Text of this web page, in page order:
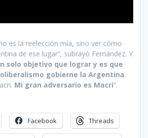
es la reelección mía, sino ver cómo
de ese lugar”, subrayó Fernández. Y
solo objetivo que lograr y es que
gobierne la Argentina.
Mi gran adversario es Macri”.
Facebook Threads